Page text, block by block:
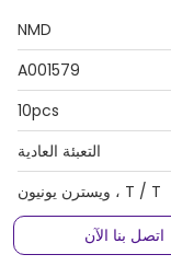
NMD
A001579
10pcs
التعبئة العادية
T / T ، ويسترن يونيون
اتصل بنا الآن